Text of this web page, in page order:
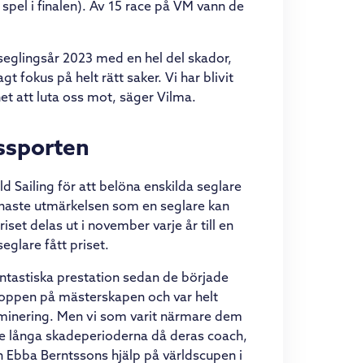
i finalen). Av 15 race på VM vann de
2023 med en hel del skador,
fokus på helt rätt saker. Vi har blivit
att luta oss mot, säger Vilma.
Sailing för att belöna enskilda seglare
utmärkelsen som en seglare kan
delas ut i november varje år till en
fått priset.
prestation sedan de började
på mästerskapen och var helt
Men vi som varit närmare dem
skadeperioderna då deras coach,
Berntssons hjälp på världscupen i